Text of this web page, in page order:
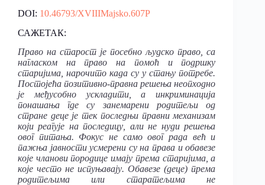
DOI: 10.46793/XVIIIMajsko.607P
САЖЕТАК:
Правона старост је посебно људско право, са
нагласком на право на помоћ и подршку
старијима, нарочито када су у стању потребе.
Постојећа позитивно-правна решења неопходно
је међусобно ускладити, а инкриминација
понашања где су занемарени родитељи од
стране деце је тек последњи правни механизам
који реагује на последицу, али не нуди решења
овог питања. Фокус не само овог рада већ и
пажња јавности усмерени су на права и обавезе
које чланови породице имају према старијима, а
које често не испуњавају. Обавезе (деце) према
родитељима или старатељима не